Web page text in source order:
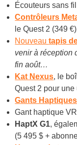
Écouteurs sans
Contrôleurs
le Quest 2 (349
Nouveautapis
venir à réception
fin août…
Kat Nexus, le
Quest 2 pour
Gants
Gant haptique
HaptX G1,
(5 495 $ +